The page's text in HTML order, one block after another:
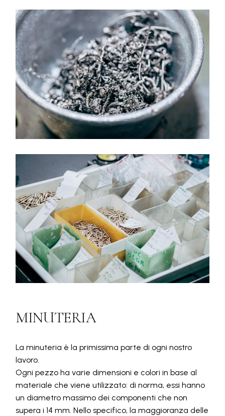
MINUTERIA
La minuteria è la primissima parte di ogni nostro
lavoro.
Ogni pezzo ha varie dimensioni e colori in base al
materiale che viene utilizzato: di norma, essi hanno
un diametro massimo deicomponenti che non
supera i 14 mm. Nello specifico, la maggioranza delle